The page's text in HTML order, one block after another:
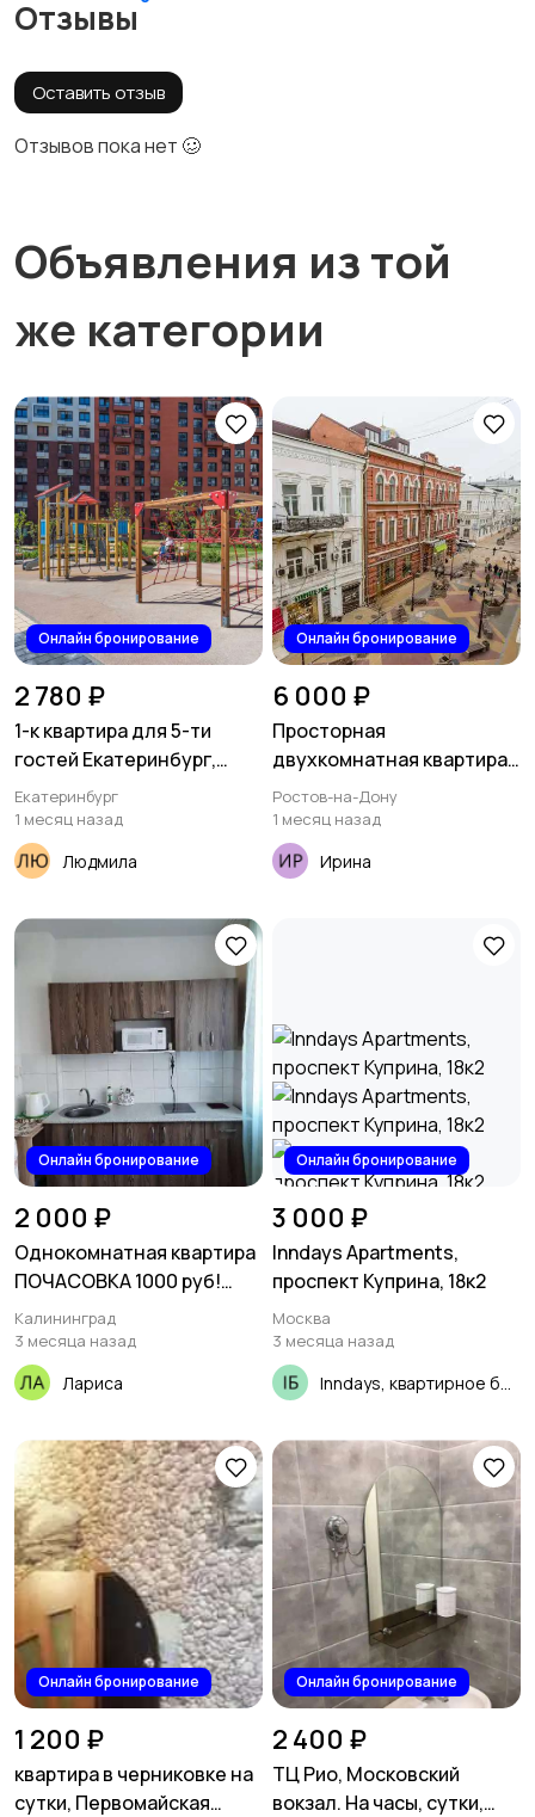
Отзывы
Оставить отзыв
Отзывов пока нет 🥴
Объявления из той
же категории
Онлайн бронирование
2 780 ₽
1-к квартира для 5-ти
гостей Екатеринбург,
проспект Космонавтов 11В
Екатеринбург
1 месяц назад
Людмила
Онлайн бронирование
6 000 ₽
Просторная
двухкомнатная квартира
посуточно Центр
Садовая 222
Ростов-на-Дону
1 месяц назад
Ирина
Онлайн бронирование
2 000 ₽
Однокомнатная квартира
ПОЧАСОВКА 1000 руб!
ПОСУТОЧНО!, Летняя 72
Калининград
3 месяца назад
Лариса
Онлайн бронирование
3 000 ₽
Inndays Apartments,
проспект Куприна, 18к2
Москва
3 месяца назад
Онлайн бронирование
1 200 ₽
квартира в черниковке на
сутки, Первомайская
Онлайн бронирование
2 400 ₽
ТЦ Рио, Московский
вокзал. На часы, сутки,